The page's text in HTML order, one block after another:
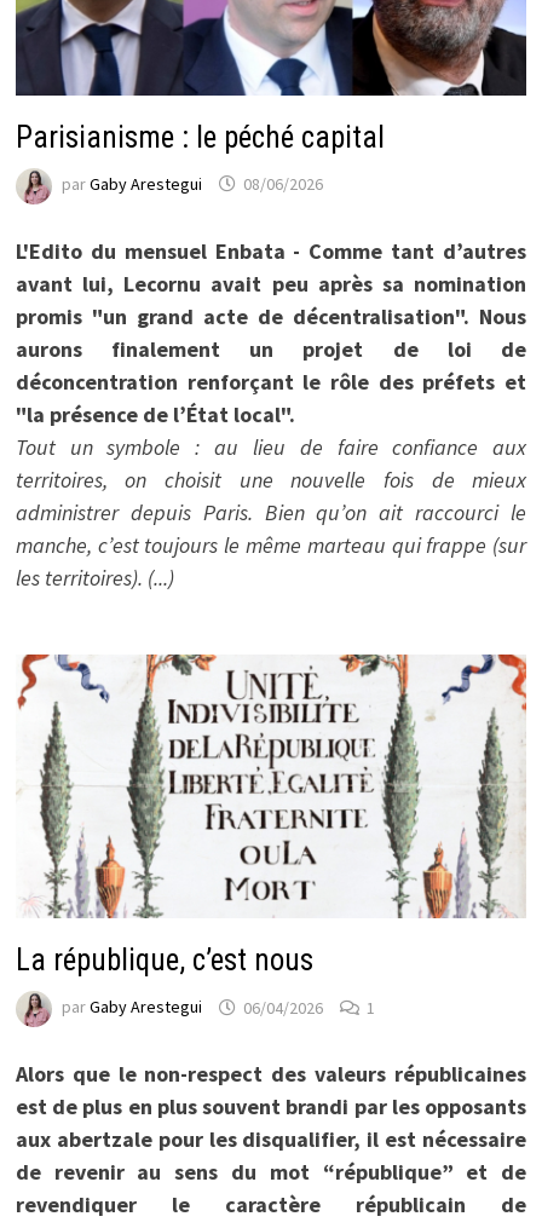
Parisianisme : le péché capital
parGaby Arestegui 08/06/2026
L'Edito du mensuel Enbata - Comme tant d’autres
avant lui, Lecornu avait peu après sa nomination
promis "un grand acte de décentralisation". Nous
aurons finalement un projet de loi de
déconcentration renforçant le rôle des préfets et
"la présence de l’État local".
Tout un symbole : au lieu de faire confiance aux
territoires, on choisit une nouvelle fois de mieux
administrer depuis Paris. Bien qu’on ait raccourci le
manche, c’est toujours le même marteau qui frappe (sur
les territoires). (...)
La république, c’est nous
parGaby Arestegui 06/04/2026 1
Alors que le non-respect des valeurs républicaines
est de plus en plus souvent brandi par les opposants
aux abertzale pour les disqualifier, il est nécessaire
de revenir au sens du mot “république” et de
revendiquer le caractère républicain de